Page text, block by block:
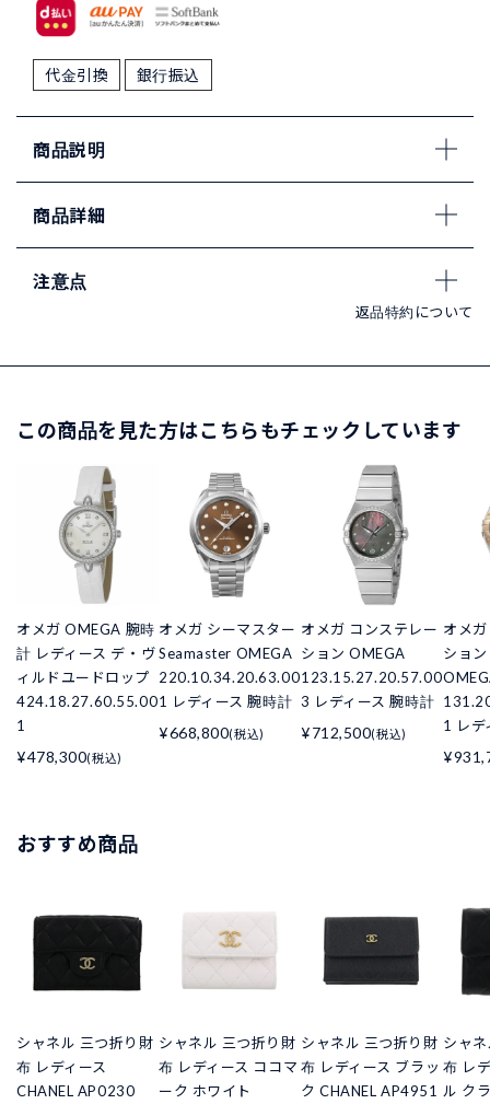
代金引換 銀行振込
商品説明
商品詳細
注意点
返品特約について
この商品を見た方はこちらもチェックしています
オメガ OMEGA 腕時
計 レディース デ・ヴ
ィルドユードロップ
424.18.27.60.55.00
1
¥478,300(税込)
オメガ シーマスター
Seamaster OMEGA
220.10.34.20.63.00
1 レディース 腕時計
¥668,800(税込)
オメガ コンステレー
ション OMEGA
123.15.27.20.57.00
3 レディース 腕時計
¥712,500(税込)
オメ
ショ
1 レデ
おすすめ商品
シャネル 三つ折り財
布 レディース
CHANEL AP0230
シャネル 三つ折り財
布 レディース ココマ
ーク ホワイト
シャネル 三つ折り財
布 レディース ブラッ
ク CHANEL AP4951
シャ
布 レ
ル ク